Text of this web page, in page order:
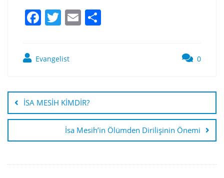
F
e
o
o
T
er
E
Evangelist 0
İSA MESİH KİMDİR?
İsa Mesih’in Ölümden Dirilişinin Önemi